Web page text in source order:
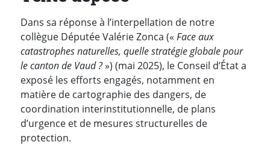
Dans sa réponse à l’interpellation de notre
collègue Députée Valérie Zonca (« Face aux
catastrophes naturelles, quelle stratégie globale pour
le canton de Vaud ?») (mai 2025), le Conseil d’État a
exposé les efforts engagés, notamment en
matière de cartographie des dangers, de
coordination interinstitutionnelle, de plans
d’urgence et de mesures structurelles de
protection.